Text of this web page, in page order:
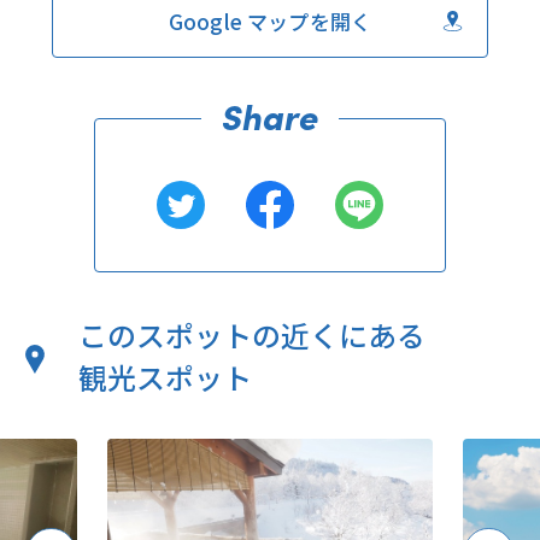
Google マップを開く
このスポットの近くにある
観光スポット